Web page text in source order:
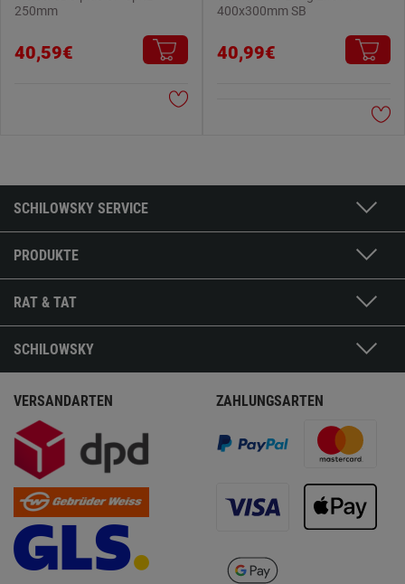
250mm
40,59€
400x300mm SB
40,99€
SCHILOWSKY SERVICE
PRODUKTE
RAT & TAT
SCHILOWSKY
VERSANDARTEN ZAHLUNGSARTEN